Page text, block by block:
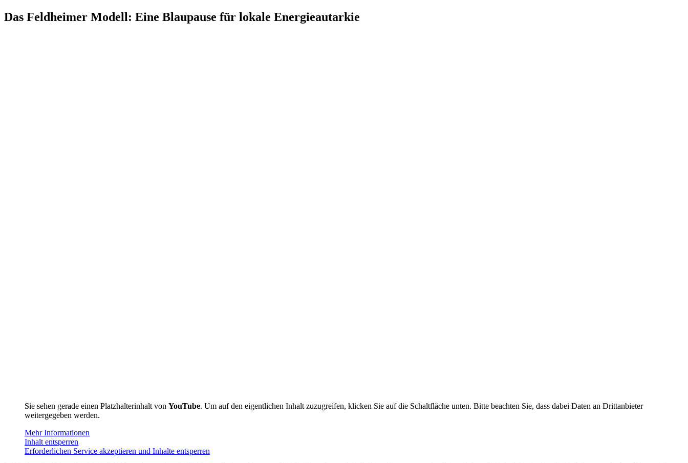
Das Feldheimer Modell: Eine Blaupause für lokale Energieautarkie
Sie sehen gerade einen Platzhalterinhalt von YouTube. Um auf den eigentlichen Inhalt zuzugreifen, klicken Sie auf die Schaltfläche unten. Bitte beachten Sie, dass dabei Daten an Drittanbieter
weitergegeben werden.
Mehr Informationen
Inhalt entsperren
Erforderlichen Service akzeptieren und Inhalte entsperren